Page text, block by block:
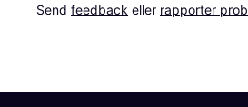
Send feedback eller rapporter